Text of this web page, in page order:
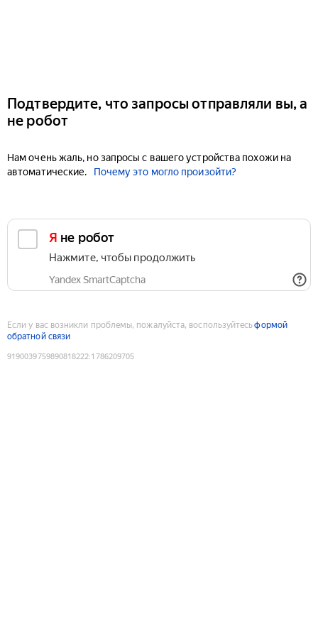
Подтвердите, что запросы отправляли вы, а
не робот
Нам очень жаль, но запросы с вашего устройства похожи на
автоматические.
Почему это могло произойти?
Я не робот
Нажмите, чтобы продолжить
Yandex SmartCaptcha
Если у вас возникли проблемы, пожалуйста, воспользуйтесьформой
обратной связи
9190039759890818222:1786209705